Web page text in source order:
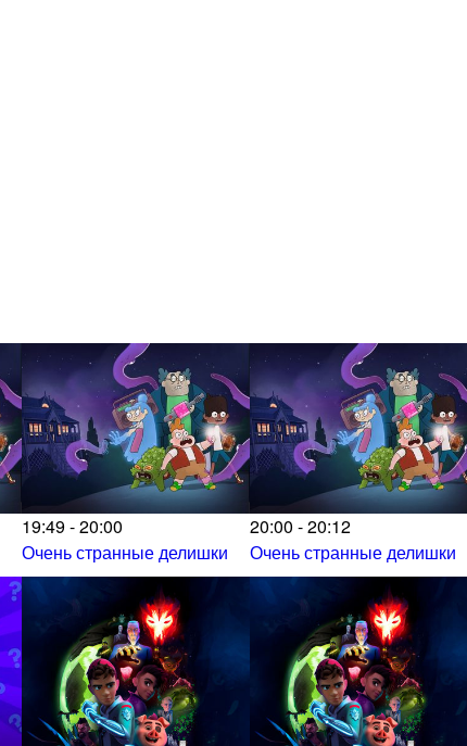
19:49 - 20:00
Очень странные делишки
20:00 - 20:12
Очень странные делишки